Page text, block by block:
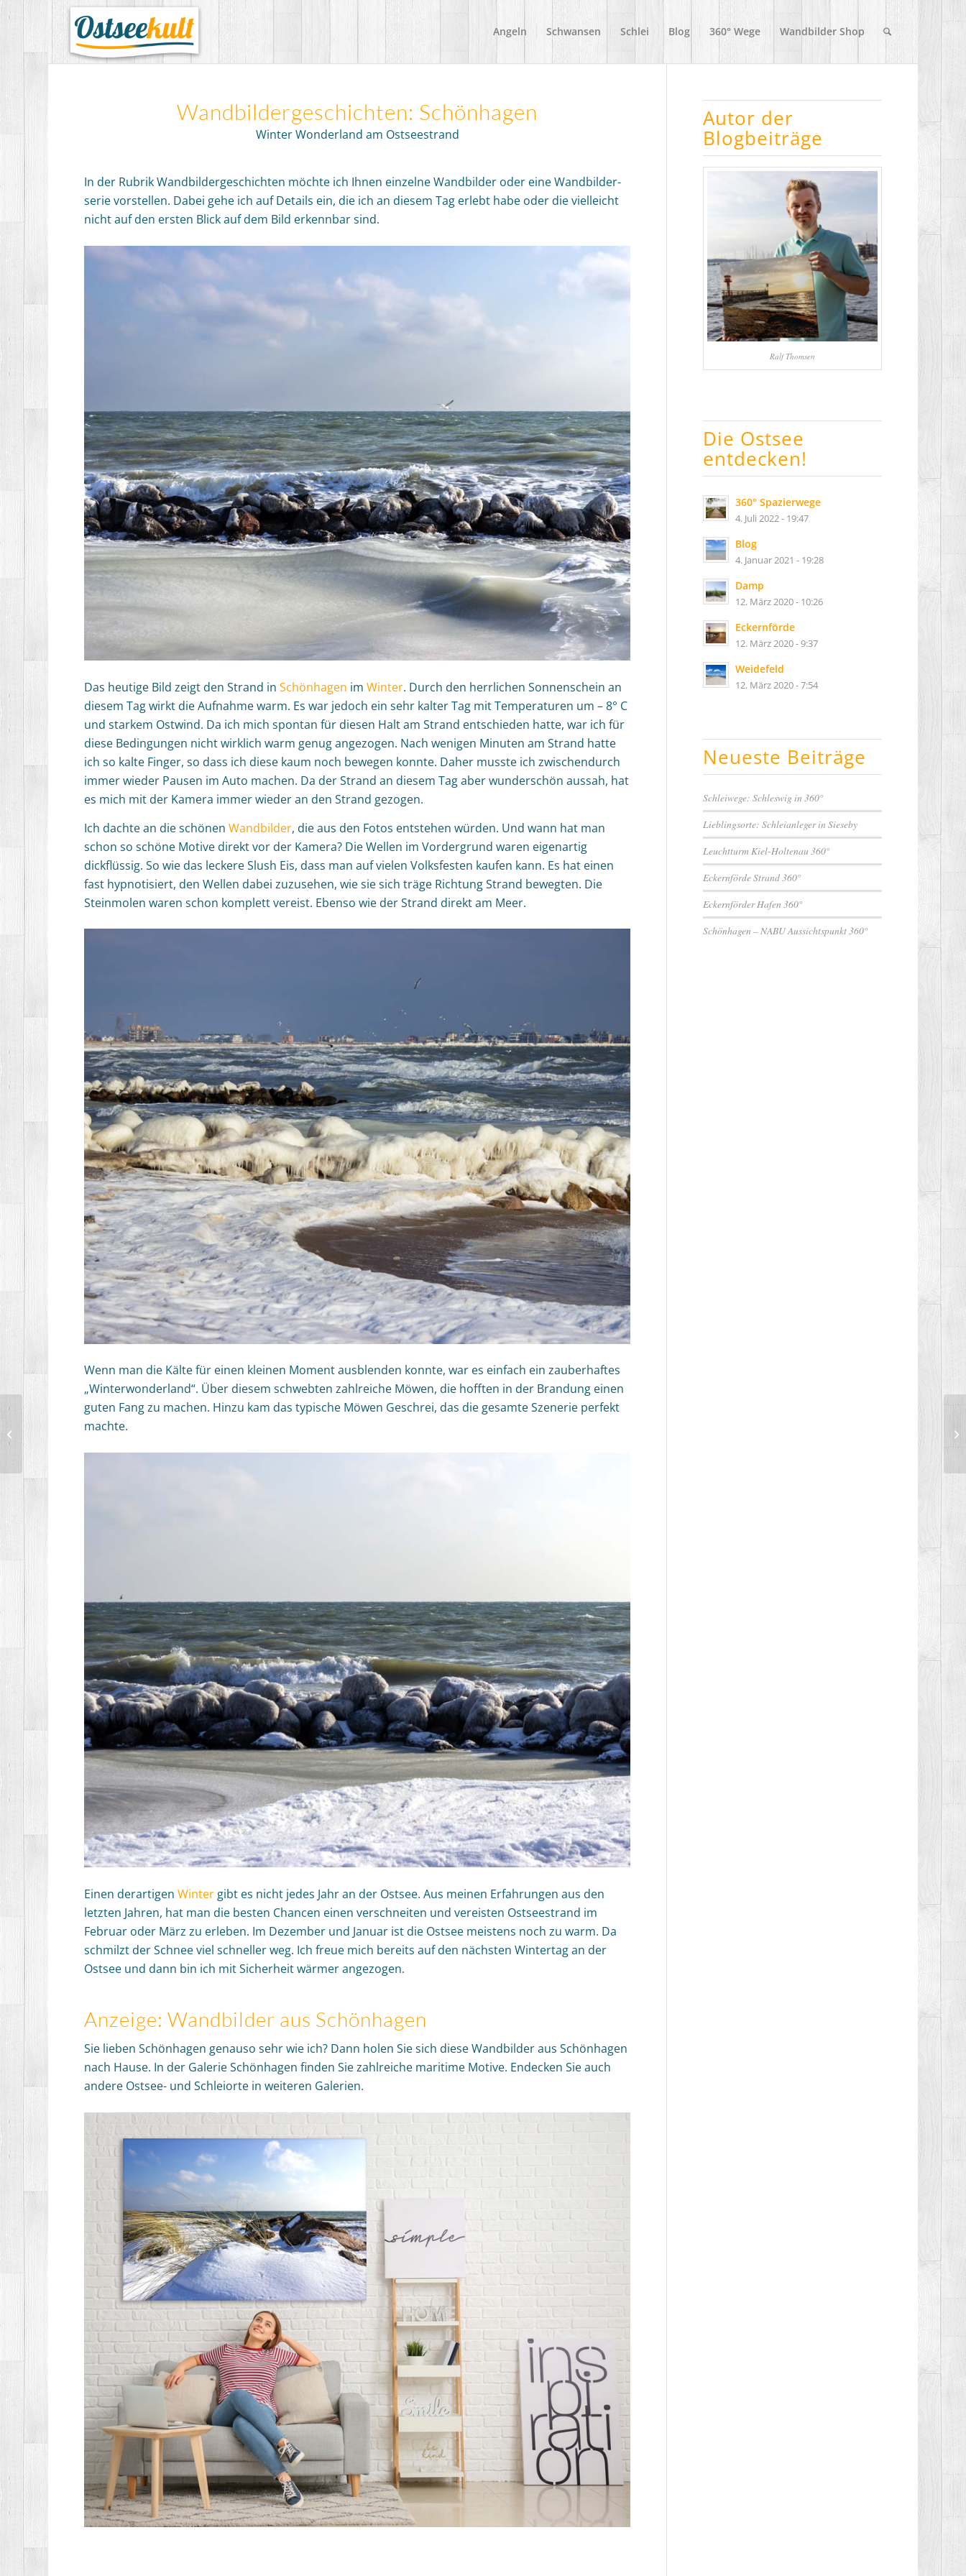
Angeln Schwansen Schlei Blog 360° Wege Wandbilder Shop
Wandbilder­­geschichten: Schönhagen
Winter Wonderland am Ostseestrand
In der Rubrik Wandbilderge­schichten möchte ich Ihnen einzelne Wandbilder oder eine Wandbilder­
serie vorstellen. Dabei gehe ich auf Details ein, die ich an diesem Tag erlebt habe oder die vielleicht
nicht auf den ersten Blick auf dem Bild erkennbar sind.
Das heutige Bild zeigt den Strand inSchönhagen imWinter. Durch den herrlichen Sonnenschein an
diesem Tag wirkt die Aufnahme warm. Es war jedoch ein sehr kalter Tag mit Temperaturen um – 8° C
und starkem Ostwind. Da ich mich spontan für diesen Halt am Strand entschieden hatte, war ich für
diese Bedingungen nicht wirklich warm genug angezogen. Nach wenigen Minuten am Strand hatte
ich so kalte Finger, so dass ich diese kaum noch bewegen konnte. Daher musste ich zwischendurch
immer wieder Pausen im Auto machen. Da der Strand an diesem Tag aber wunderschön aussah, hat
es mich mit der Kamera immer wieder an den Strand gezogen.
Ich dachte an die schönenWandbilder, die aus den Fotos entstehen würden. Und wann hat man
schon so schöne Motive direkt vor der Kamera? Die Wellen im Vordergrund waren eigenartig
dickflüssig. So wie das leckere Slush Eis, dass man auf vielen Volksfesten kaufen kann. Es hat einen
fast hypnotisiert, den Wellen dabei zuzusehen, wie sie sich träge Richtung Strand bewegten. Die
Steinmolen waren schon komplett vereist. Ebenso wie der Strand direkt am Meer.
Wenn man die Kälte für einen kleinen Moment ausblenden konnte, war es einfach ein zauberhaftes
„Winterwonder­land“. Über diesem schwebten zahlreiche Möwen, die hofften in der Brandung einen
guten Fang zu machen. Hinzu kam das typische Möwen Geschrei, das die gesamte Szenerie perfekt
machte.
Einen derartigenWinter gibt es nicht jedes Jahr an der Ostsee. Aus meinen Erfahrungen aus den
letzten Jahren, hat man die besten Chancen einen verschneiten und vereisten Ostseestrand im
Februar oder März zu erleben. Im Dezember und Januar ist die Ostsee meistens noch zu warm. Da
schmilzt der Schnee viel schneller weg. Ich freue mich bereits auf den nächsten Wintertag an der
Ostsee und dann bin ich mit Sicherheit wärmer angezogen.
Anzeige: Wandbilder aus Schönhagen
Sie lieben Schönhagen genauso sehr wie ich? Dann holen Sie sich diese Wandbilder aus Schönhagen
nach Hause. In der Galerie Schönhagen finden Sie zahlreiche maritime Motive. Endecken Sie auch
andere Ostsee- und Schleiorte in weiteren Galerien.
Autor der
Blogbeiträge
Ralf Thomsen
Die Ostsee
entdecken!
360° Spazierwege
4. Juli 2022 - 19:47
Blog
4. Januar 2021 - 19:28
Damp
12. März 2020 - 10:26
Eckernförde
12. März 2020 - 9:37
Weidefeld
12. März 2020 - 7:54
Neueste Beiträge
Schleiwege: Schleswig in 360°
Lieblingsorte: Schleianleger in Sieseby
Leuchtturm Kiel-Holtenau 360°
Eckernförde Strand 360°
Eckernförder Hafen 360°
Schönhagen – NABU Aussichtspunkt 360°
Kappeln – Schleibrücke